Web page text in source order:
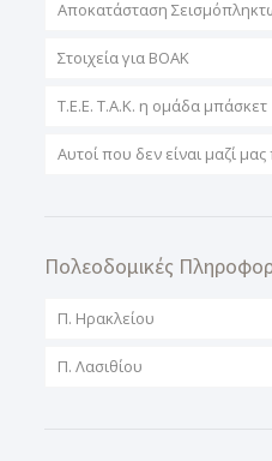
Αποκατάσταση
Στοιχεία για ΒΟΑΚ
T.E.E. T.A.K. η ομάδα μπάσκετ
Αυτοί που δεν είναι μαζί μας
Πολεοδομικές
Π. Ηρακλείου
Π. Λασιθίου